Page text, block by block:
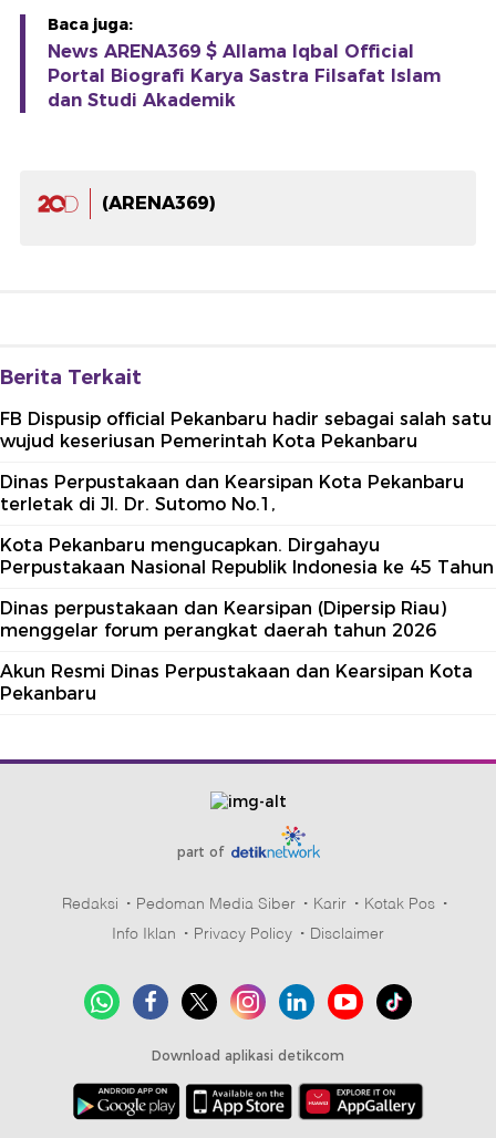
Baca juga:
News ARENA369 $ Allama Iqbal Official
Portal Biografi Karya Sastra Filsafat Islam
dan Studi Akademik
(ARENA369)
Berita Terkait
FB Dispusip official Pekanbaru hadir sebagai salah satu
wujud keseriusan Pemerintah Kota Pekanbaru
Dinas Perpustakaan dan Kearsipan Kota Pekanbaru
terletak di Jl. Dr. Sutomo No.1,
Kota Pekanbaru mengucapkan. Dirgahayu
Perpustakaan Nasional Republik Indonesia ke 45 Tahun
Dinas perpustakaan dan Kearsipan (Dipersip Riau)
menggelar forum perangkat daerah tahun 2026
Akun Resmi Dinas Perpustakaan dan Kearsipan Kota
Pekanbaru
part of
Redaksi Pedoman Media Siber Karir
Kotak Pos
Info Iklan
Privacy Policy Disclaimer
Download aplikasi detikcom